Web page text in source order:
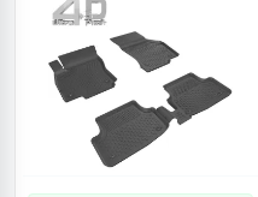
montaja hazırdır.
Uygulama
Aracınızın ölçülerine